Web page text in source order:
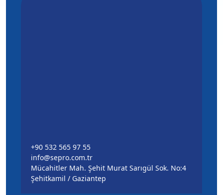
+90 532 565 97 55
info@sepro.com.tr
Mücahitler Mah. Şehit Murat Sarıgül Sok. No:4
Şehitkamil / Gaziantep